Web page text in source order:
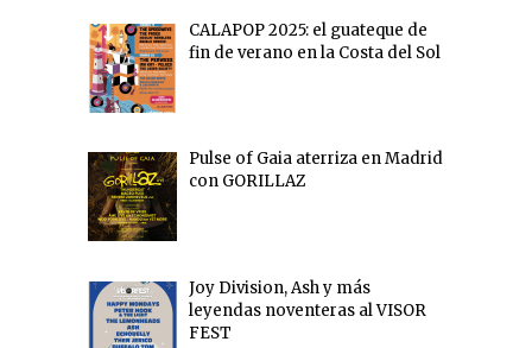
CALAPOP 2025: el guateque de
fin de verano en la Costa del Sol
Pulse of Gaia aterriza en Madrid
con GORILLAZ
Joy Division, Ash y más
leyendas noventeras al VISOR
FEST